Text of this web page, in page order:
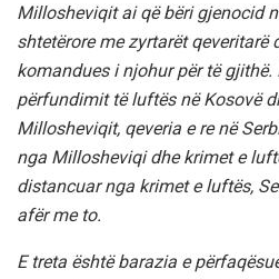
Millosheviqit ai që bëri gjenocid
shtetërore me zyrtarët qeveritarë
komandues i njohur për të gjithë.
përfundimit të luftës në Kosovë
Millosheviqit, qeveria e re në
nga Millosheviqi dhe krimet e
distancuar nga krimet e luftës,
afër me to.
E treta është barazia e